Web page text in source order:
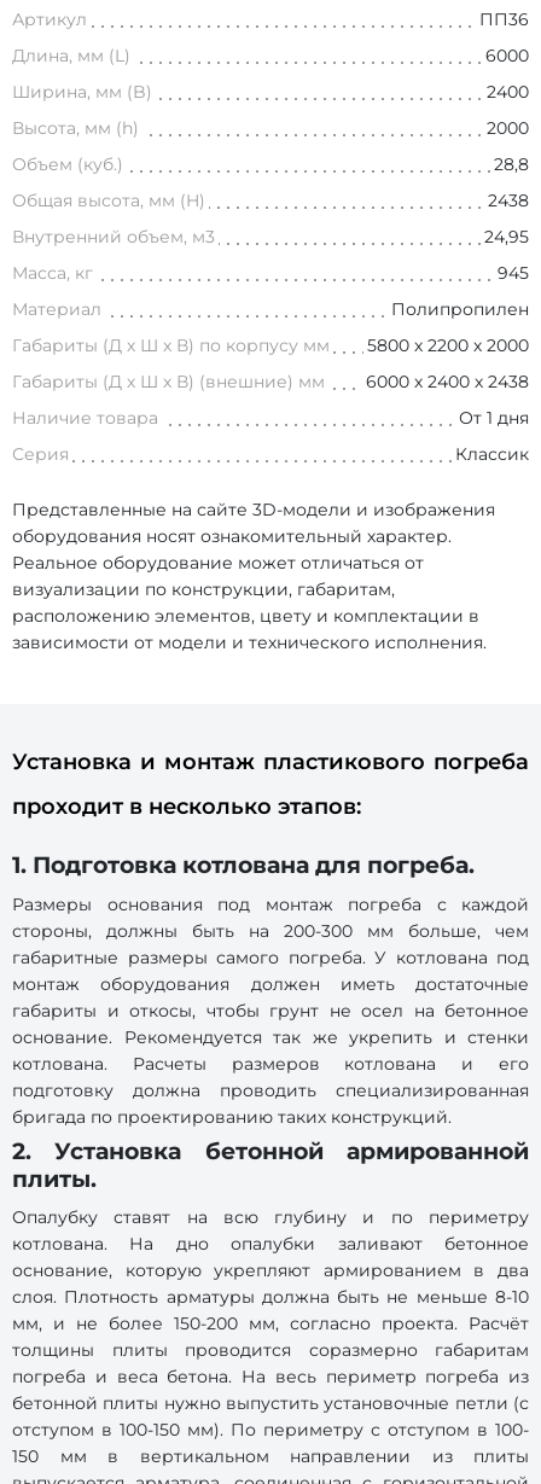
Артикул
ПП36
Длина, мм (L)
6000
Ширина, мм (B)
2400
Высота, мм (h)
2000
Объем (куб.)
28,8
Общая высота, мм (H)
2438
Внутренний объем, м3
24,95
Масса, кг
945
Материал
Полипропилен
Габариты (Д х Ш х В) по корпусу мм
5800 х 2200 х 2000
Габариты (Д х Ш х В) (внешние) мм
6000 х 2400 х 2438
Наличие товара
От 1 дня
Серия
Классик
Представленные на сайте 3D-модели и изображения
оборудования носят ознакомительный характер.
Реальное оборудование может отличаться от
визуализации по конструкции, габаритам,
расположению элементов, цвету и комплектации в
зависимости от модели и технического исполнения.
Установка и монтаж пластикового погреба
проходит в несколько этапов:
1. Подготовка котлована для погреба.
Размеры основания под монтаж погреба с каждой
стороны, должны быть на 200-300 мм больше, чем
габаритные размеры самого погреба. У котлована под
монтаж оборудования должен иметь достаточные
габариты и откосы, чтобы грунт не осел на бетонное
основание. Рекомендуется так же укрепить и стенки
котлована. Расчеты размеров котлована и его
подготовку должна проводить специализированная
бригада по проектированию таких конструкций.
2. Установка бетонной армированной
плиты.
Опалубку ставят на всю глубину и по периметру
котлована. На дно опалубки заливают бетонное
основание, которую укрепляют армированием в два
слоя. Плотность арматуры должна быть не меньше 8-10
мм, и не более 150-200 мм, согласно проекта. Расчёт
толщины плиты проводится соразмерно габаритам
погреба и веса бетона. На весь периметр погреба из
бетонной плиты нужно выпустить установочные петли (с
отступом в 100-150 мм). По периметру с отступом в 100-
150 мм в вертикальном направлении из плиты